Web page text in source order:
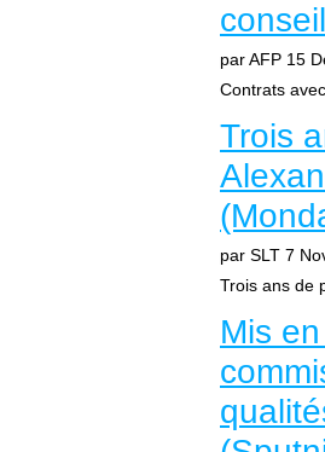
par AFP 15
Contrats
Trois
par SLT 7
Trois ans de
Mis